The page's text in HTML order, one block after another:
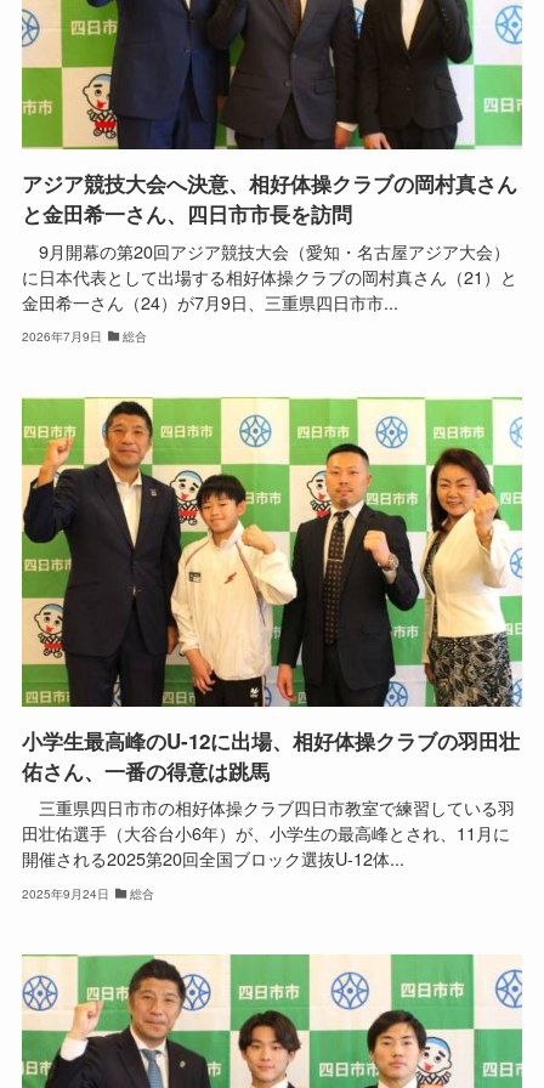
アジア競技大会へ決意、相好体操クラブの岡村真さん
と金田希一さん、四日市市長を訪問
9月開幕の第20回アジア競技大会（愛知・名古屋アジア大会）
に日本代表として出場する相好体操クラブの岡村真さん（21）と
金田希一さん（24）が7月9日、三重県四日市市...
2026年7月9日 総合
小学生最高峰のU-12に出場、相好体操クラブの羽田壮
佑さん、一番の得意は跳馬
三重県四日市市の相好体操クラブ四日市教室で練習している羽
田壮佑選手（大谷台小6年）が、小学生の最高峰とされ、11月に
開催される2025第20回全国ブロック選抜U-12体...
2025年9月24日 総合